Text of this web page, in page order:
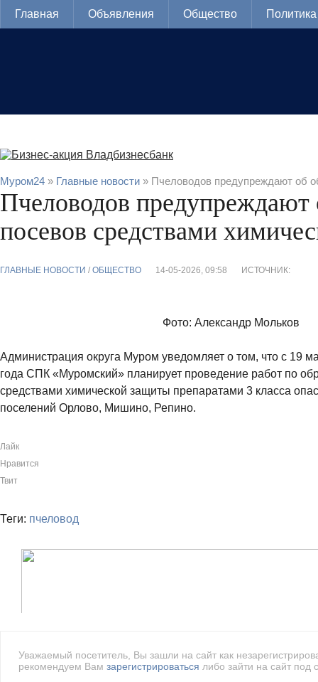
Главная Объявления Общество Политика
Муром24 » Главные новости » Пчеловодов предупреждают об
Пчеловодов предупреждают
посевов средствами
ГЛАВНЫЕ НОВОСТИ / ОБЩЕСТВО 14-05-2026, 09:58 ИСТОЧНИК:
Фото: Александр Мольков
Администрация округа Муром уведомляет о том, что с 19
года СПК «Муромский» планирует проведение работ по
средствами химической защиты препаратами 3 класса
поселений Орлово, Мишино, Репино.
Лайк
Нравится
Твит
Теги: пчеловод
Уважаемый посетитель, Вы зашли на сайт как
рекомендуем Вам зарегистрироваться либо зайти на сайт